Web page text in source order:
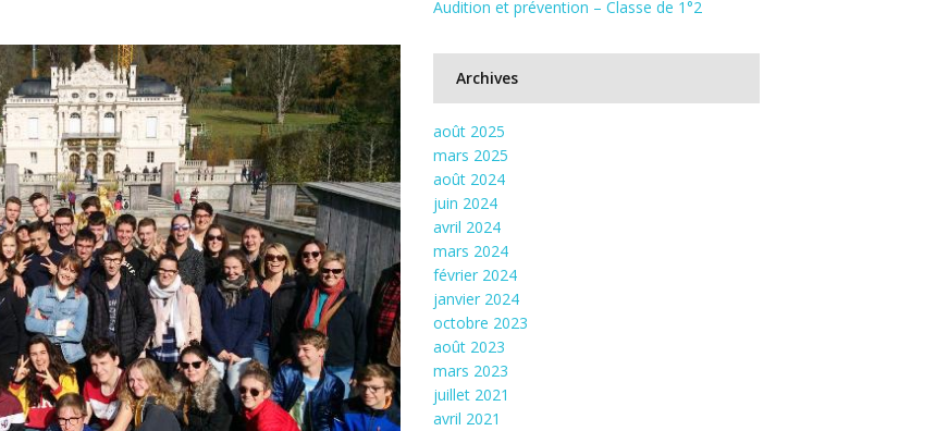
Audition et prévention – Classe de 1°2
Archives
août 2025
mars 2025
août 2024
juin 2024
avril 2024
mars 2024
février 2024
janvier 2024
octobre 2023
août 2023
mars 2023
juillet 2021
avril 2021